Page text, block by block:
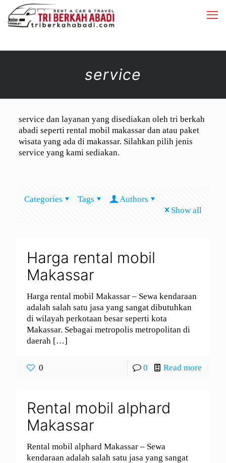
service
service dan layanan yang disediakan oleh tri berkah
abadi seperti rental mobil makassar dan atau paket
wisata yang ada di makassar. Silahkan pilih jenis
service yang kami sediakan.
Categories Tags
Authors
Show all
Harga rental mobil
Makassar
Harga rental mobil Makassar – Sewa kendaraan
adalah salah satu jasa yang sangat dibutuhkan
di wilayah perkotaan besar seperti kota
Makassar. Sebagai metropolis metropolitan di
daerah […]
0 0 Read more
Rental mobil alphard
Makassar
Rental mobil alphard Makassar – Sewa
kendaraan adalah salah satu jasa yang sangat